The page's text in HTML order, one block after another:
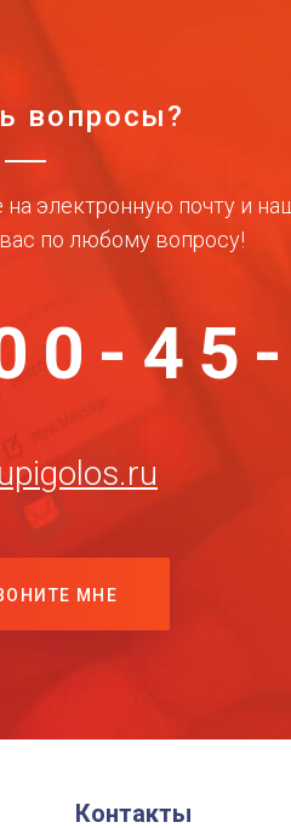
вопросы?
электронную почту и
по любому вопросу!
45-
МНЕ
Контакты